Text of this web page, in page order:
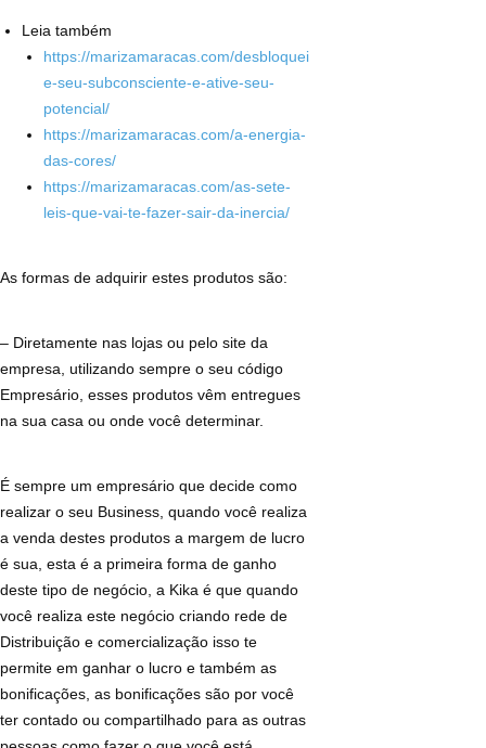
Leia também
https://marizamaracas.com/desbloquei
e-seu-subconsciente-e-ative-seu-
potencial/
https://marizamaracas.com/a-energia-
das-cores/
https://marizamaracas.com/as-sete-
leis-que-vai-te-fazer-sair-da-inercia/
As formas de adquirir estes produtos são:
– Diretamente nas lojas ou pelo site da
empresa, utilizando sempre o seu código
Empresário, esses produtos vêm entregues
na sua casa ou onde você determinar.
É sempre um empresário que decide como
realizar o seu Business, quando você realiza
a venda destes produtos a margem de lucro
é sua, esta é a primeira forma de ganho
deste tipo de negócio, a Kika é que quando
você realiza este negócio criando rede de
Distribuição e comercialização isso te
permite em ganhar o lucro e também as
bonificações, as bonificações são por você
ter contado ou compartilhado para as outras